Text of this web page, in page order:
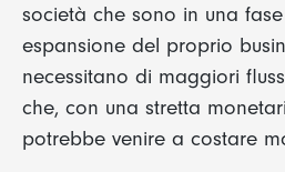
società che sono in una
espansione del proprio
necessitano di maggiori
che, con una stretta
potrebbe venire a costare